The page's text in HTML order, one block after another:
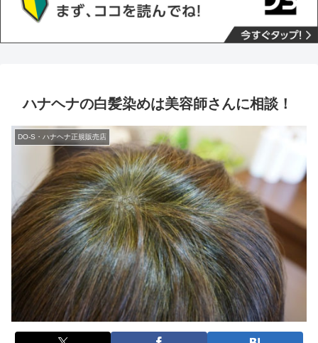
ハナヘナの白髪染めは美容師さんに相談！
DO-S・ハナヘナ正規販売店